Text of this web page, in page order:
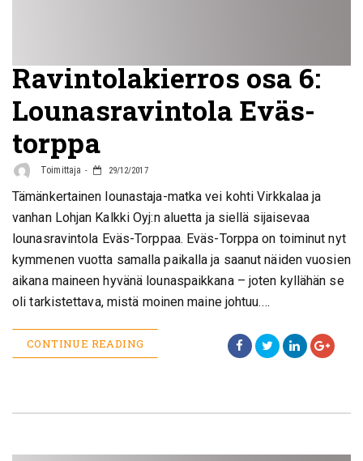
Ravintolakierros osa 6:
Lounasravintola Eväs-
torppa
Toimittaja 29/12/2017
Tämänkertainen lounastaja-matka vei kohti Virkkalaa ja
vanhan Lohjan Kalkki Oyj:n aluetta ja siellä sijaisevaa
lounasravintola Eväs-Torppaa. Eväs-Torppa on toiminut nyt
kymmenen vuotta samalla paikalla ja saanut näiden vuosien
aikana maineen hyvänä lounaspaikkana – joten kyllähän se
oli tarkistettava, mistä moinen maine johtuu.…
CONTINUE READING